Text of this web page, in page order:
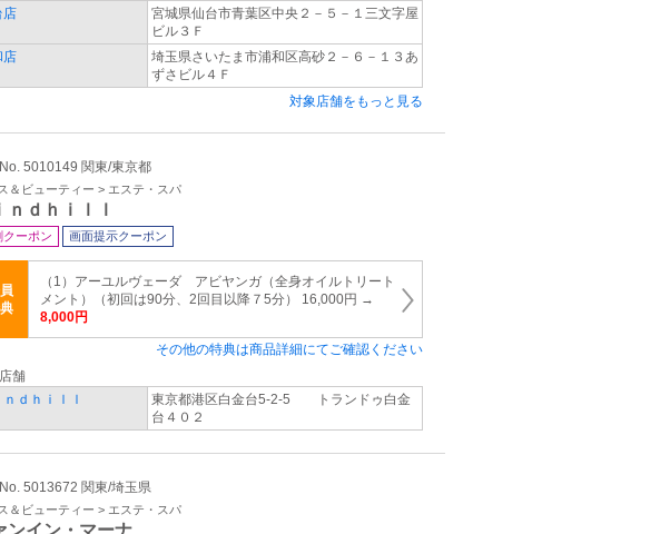
店
宮城県仙台市青葉区中央２－５－１三文字屋
ビル３Ｆ
店
埼玉県さいたま市浦和区高砂２－６－１３あ
ずさビル４Ｆ
対象店舗をもっと見る
5010149 関東/東京都
＆ビューティー > エステ・スパ
ｎｄｈｉｌｌ
クーポン 画面提示クーポン
（1）アーユルヴェーダ アビヤンガ（全身オイルトリート
メント）（初回は90分、2回目以降７5分） 16,000円 →
8,000円
その他の特典は商品詳細にてご確認ください
舗
ｎｄｈｉｌｌ
東京都港区白金台5‐2‐5 トランドゥ白金
台４０２
5013672 関東/埼玉県
＆ビューティー > エステ・スパ
ンイン・マーナ